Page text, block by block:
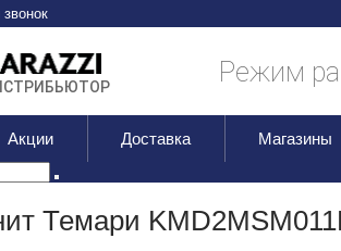
Режим
Акции Доставка Магазины
Темари